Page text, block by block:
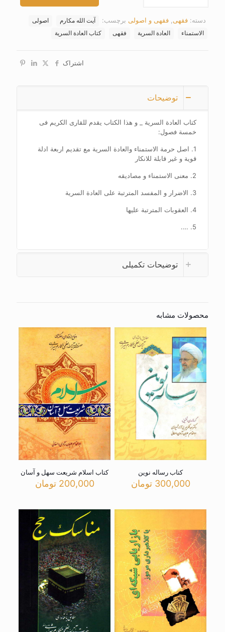
دسته: فقهی فقهی و اصولی برچسب: آیت الله مکارم
اصولی
الاستمناء
العادة السریة فقهی کتاب العادة السریة
اشتراک
توضیحات
کتاب العادة السریة _ و هذا الکتاب یقدم للقاری الکریم فی
خمسة فصول:
1. اصل حرمة الاستمناء والعادة السریة مع تقدیم اربعة ادلة
قویة و غیر قابلة للانکار
2. معنی الاستمناء و مصادیقه
3. الاضرار و المفسد المترتبة علی العادة السریة
4. العقوبات المترتبة علیها
5. ….
توضیحات تکمیلی
محصولات مشابه
کتاب رساله نوین
300,000 تومان
کتاب اسلام شریعت سهل و آسان
200,000 تومان